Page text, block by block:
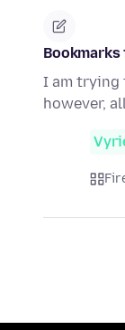
I am trying
however,